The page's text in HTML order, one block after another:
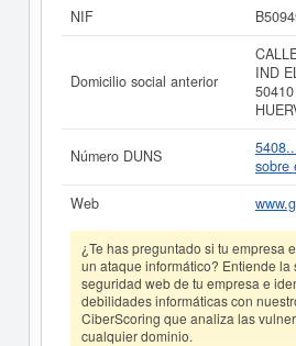
última consulta de esta empresa ha
las subvenciones a las que esta
en esta web puede consultarlo.
capital alrededor de unas cifras de
apartado en el que está inscrita la
en el Registro Mercantil es
actos en el
Si está interesado en conocer más
GRISANEX SL puede
Informe ampliado
de GRISANEX
resultados de sus años de
balances y cuentas de
La última actualización del informe
realizado el 09/06/
NIF
Domicilio social anterior
IND
Número DUNS
sobre
Web
¿Te has preguntado si tu empresa
un ataque informático? Entiende la
seguridad web de tu empresa e
debilidades informáticas con
CiberScoring que analiza las
cualquier dominio.